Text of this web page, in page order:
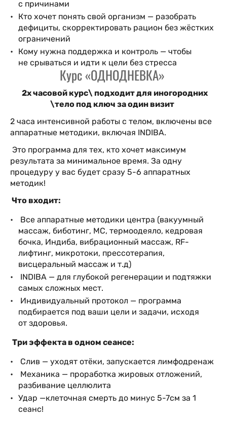
с причинами
Кто хочет понять свой организм — разобрать
дефициты, скорректировать рацион без жёстких
ограничений
Кому нужна поддержка и контроль — чтобы
не срываться и идти к цели без стресса
Курс «ОДНОДНЕВКА»
2х часовой курс\ подходит для иногородних
\тело под ключ за один визит
2 часа интенсивной работы с телом, включены все
аппаратные методики, включая INDIBA.
Это программа для тех, кто хочет максимум
результата за минимальное время. За одну
процедуру у вас будет сразу 5-6 аппаратных
методик!
Что входит:
Все аппаратные методики центра (вакуумный
массаж, биботинг, MC, термоодеяло, кедровая
бочка, Индиба, вибрационный массаж, RF-
лифтинг, микротоки, прессотерапия,
висцеральный массаж и т.д)
INDIBA — для глубокой регенерации и подтяжки
самых сложных мест.
Индивидуальный протокол — программа
подбирается под ваши цели и задачи, исходя
от здоровья.
Три эффекта в одном сеансе:
Слив — уходят отёки, запускается лимфодренаж
Механика — проработка жировых отложений,
разбивание целлюлита
Удар —клеточная смерть до минус 5-7см за 1
сеанс!